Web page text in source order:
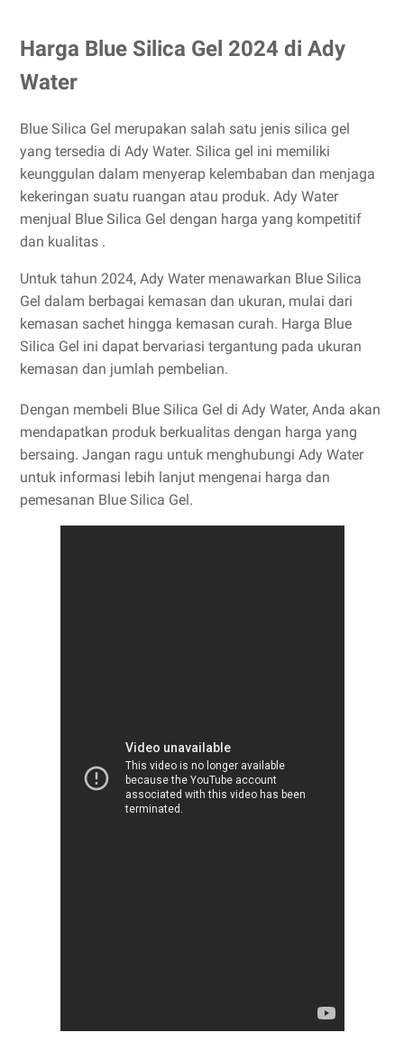
Harga Blue Silica Gel 2024 di Ady
Water
Blue Silica Gel merupakan salah satu jenis silica gel
yang tersedia di Ady Water. Silica gel ini memiliki
keunggulan dalam menyerap kelembaban dan menjaga
kekeringan suatu ruangan atau produk. Ady Water
menjual Blue Silica Gel dengan harga yang kompetitif
dan kualitas .
Untuk tahun 2024, Ady Water menawarkan Blue Silica
Gel dalam berbagai kemasan dan ukuran, mulai dari
kemasan sachet hingga kemasan curah. Harga Blue
Silica Gel ini dapat bervariasi tergantung pada ukuran
kemasan dan jumlah pembelian.
Dengan membeli Blue Silica Gel di Ady Water, Anda akan
mendapatkan produk berkualitas dengan harga yang
bersaing. Jangan ragu untuk menghubungi Ady Water
untuk informasi lebih lanjut mengenai harga dan
pemesanan Blue Silica Gel.